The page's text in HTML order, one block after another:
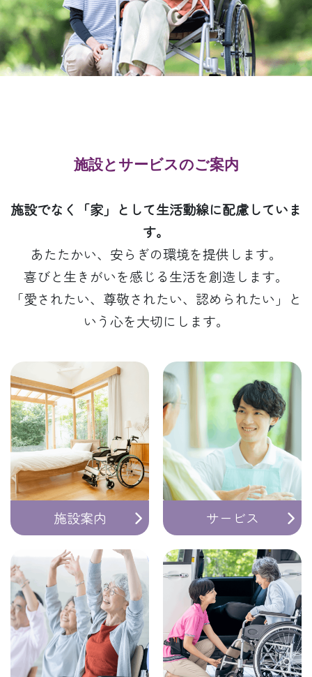
施設とサービスのご案内
施設でなく「家」として生活動線に配慮していま
す。
あたたかい、安らぎの環境を提供します。
喜びと生きがいを感じる生活を創造します。
「愛されたい、尊敬されたい、認められたい」と
いう心を大切にします。
施設案内 サービス